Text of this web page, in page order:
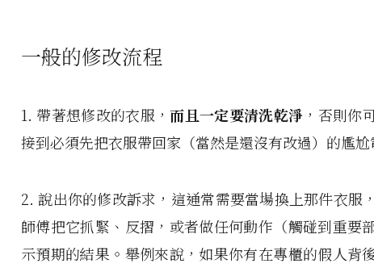
一般的修改流程
1. 帶著想修改的衣服，而且一定要清洗乾淨 ，否則你
接到必須先把衣服帶回家（當然是還沒有改過）的尷尬
2. 說出你的修改訴求，這通常需要當場換上那件衣服
師傅把它抓緊、反摺，或者做任何動作（觸碰到重要
示預期的結果。舉例來說，如果你有在專櫃的假人背